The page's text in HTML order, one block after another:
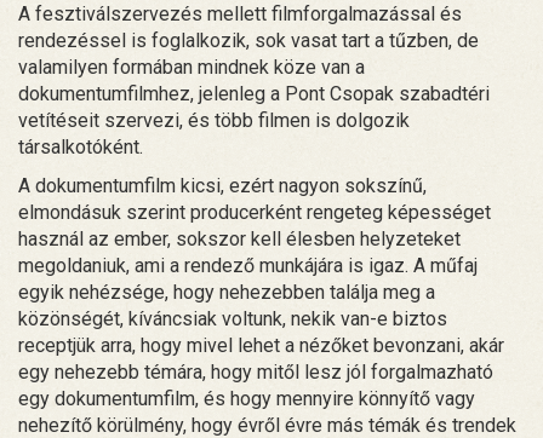
A fesztiválszervezés mellett filmforgalmazással és
rendezéssel is foglalkozik, sok vasat tart a tűzben, de
valamilyen formában mindnek köze van a
dokumentumfilmhez, jelenleg a Pont Csopak szabadtéri
vetítéseit szervezi, és több filmen is dolgozik
társalkotóként.
A dokumentumfilm kicsi, ezért nagyon sokszínű,
elmondásuk szerint producerként rengeteg képességet
használ az ember, sokszor kell élesben helyzeteket
megoldaniuk, ami a rendező munkájára is igaz. A műfaj
egyik nehézsége, hogy nehezebben találja meg a
közönségét, kíváncsiak voltunk, nekik van-e biztos
receptjük arra, hogy mivel lehet a nézőket bevonzani, akár
egy nehezebb témára, hogy mitől lesz jól forgalmazható
egy dokumentumfilm, és hogy mennyire könnyítő vagy
nehezítő körülmény, hogy évről évre más témák és trendek